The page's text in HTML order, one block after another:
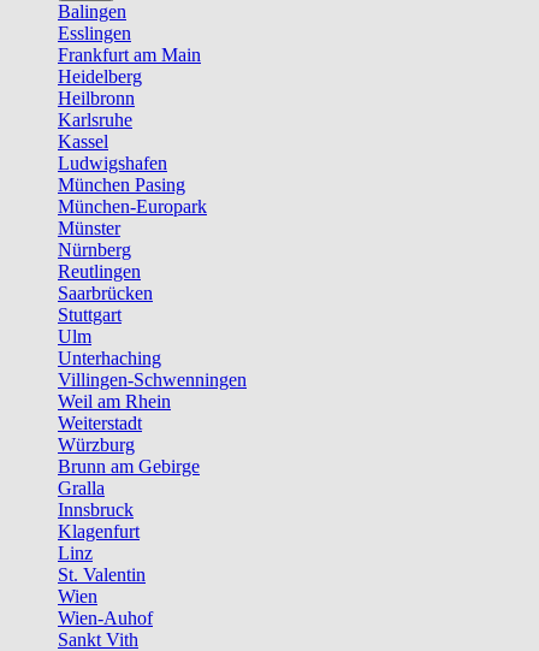
Balingen
Esslingen
Frankfurt am Main
Heidelberg
Heilbronn
Karlsruhe
Kassel
Ludwigshafen
München Pasing
München-Europark
Münster
Nürnberg
Reutlingen
Saarbrücken
Stuttgart
Ulm
Unterhaching
Villingen-Schwenningen
Weil am Rhein
Weiterstadt
Würzburg
Brunn am Gebirge
Gralla
Innsbruck
Klagenfurt
Linz
St. Valentin
Wien
Wien-Auhof
Sankt Vith